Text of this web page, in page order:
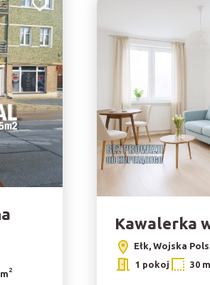
Dodaj do ulubionych
2
Kawalerka
Ełk, Wojska
1 pokoj
30 m